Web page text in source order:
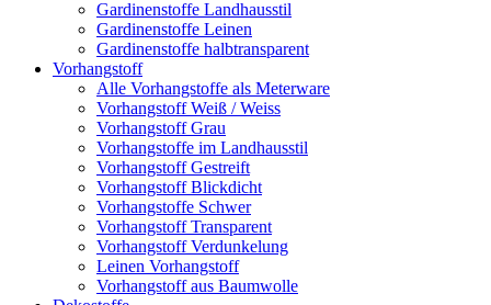
Gardinenstoffe Landhausstil
Gardinenstoffe Leinen
Gardinenstoffe halbtransparent
Vorhangstoff
Alle Vorhangstoffe als Meterware
Vorhangstoff Weiß / Weiss
Vorhangstoff Grau
Vorhangstoffe im Landhausstil
Vorhangstoff Gestreift
Vorhangstoff Blickdicht
Vorhangstoffe Schwer
Vorhangstoff Transparent
Vorhangstoff Verdunkelung
Leinen Vorhangstoff
Vorhangstoff aus Baumwolle